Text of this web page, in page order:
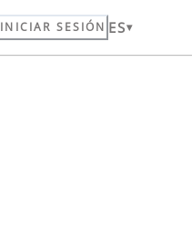
INICIAR SESIÓN ES